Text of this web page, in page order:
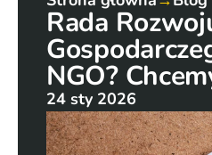
Członkowie
English summary
Kontakt
Federacja
Rada
NGO?
24 sty 2026